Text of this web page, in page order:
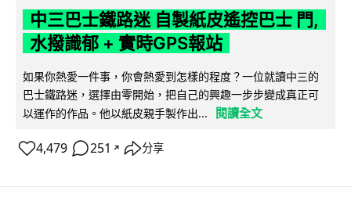
中三巴士鐵路迷 自製紙皮遙控巴士 門,
水撥識郁 + 實時GPS報站
如果你熱愛一件事，你會熱愛到怎樣的程度？一位就讀中三的
巴士鐵路迷，選擇由零開始，把自己的興趣一步步變成真正可
以運作的作品。他以紙皮親手製作出...
閱讀全文
4,479 251 ↗ 分享